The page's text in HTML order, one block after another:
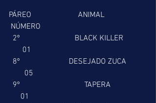
PÁREO                        ANIMAL
NÚMERO
       01
        05
      01